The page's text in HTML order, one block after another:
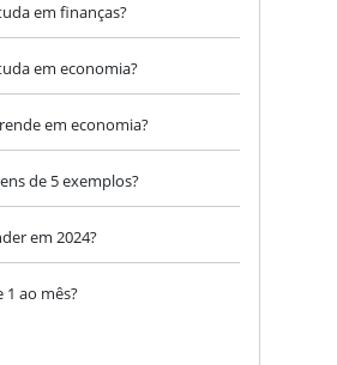
em finanças?
em economia?
em economia?
de 5 exemplos?
em 2024?
1 ao mês?